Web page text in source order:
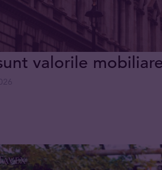
valorile